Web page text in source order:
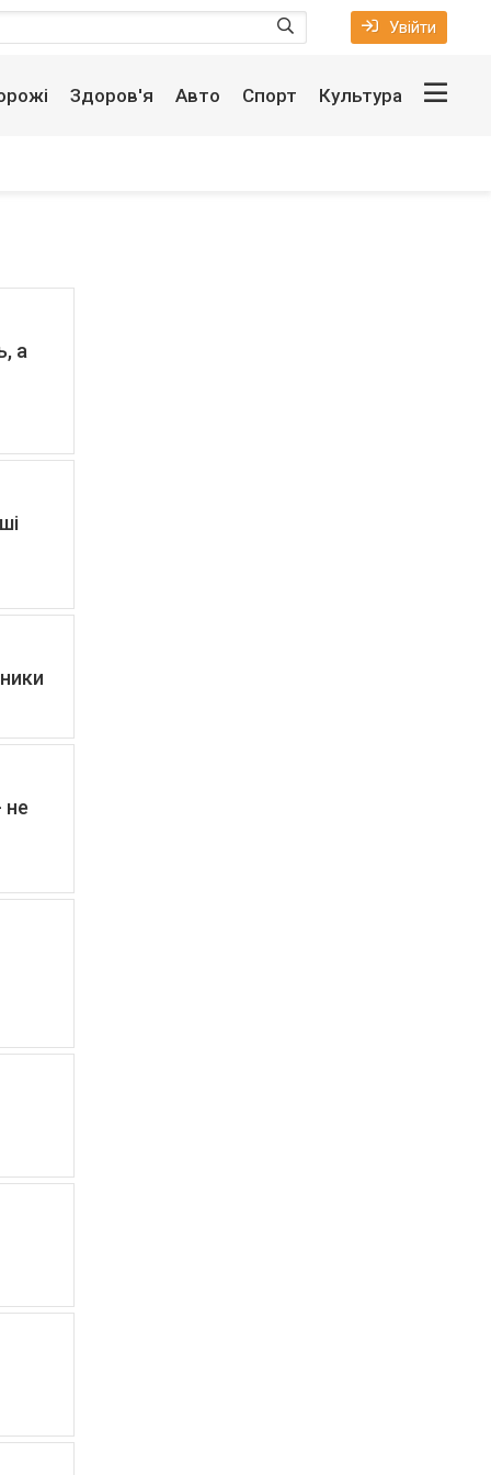
Увійти
Здоров'я Авто Спорт Культура
а
не